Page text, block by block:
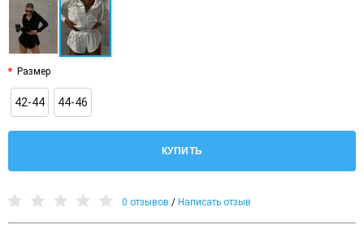
Размер
42-44 44-46
КУПИТЬ
0 отзывов / Написать отзыв